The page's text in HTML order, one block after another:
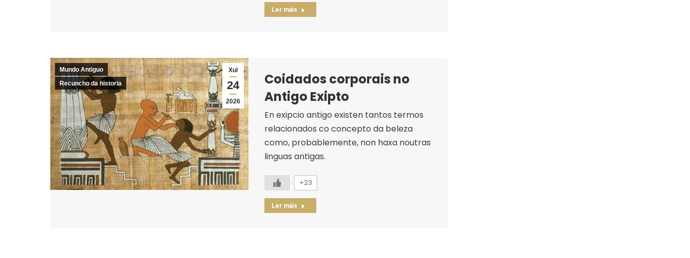
Ler máis
Xul
24
2026
Mundo Antiguo
Recuncho da historia
Coidados corporais no
Antigo Exipto
En exipcio antigo existen tantos termos
relacionados co concepto da beleza
como, probablemente, non haxa noutras
linguas antigas.
+23
Ler máis